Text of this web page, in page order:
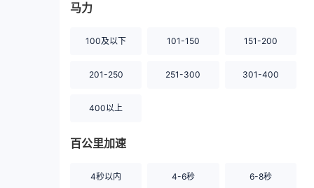
马力
100及以下 101-150 151-200
201-250 251-300 301-400
400以上
百公里加速
4秒以内 4-6秒 6-8秒